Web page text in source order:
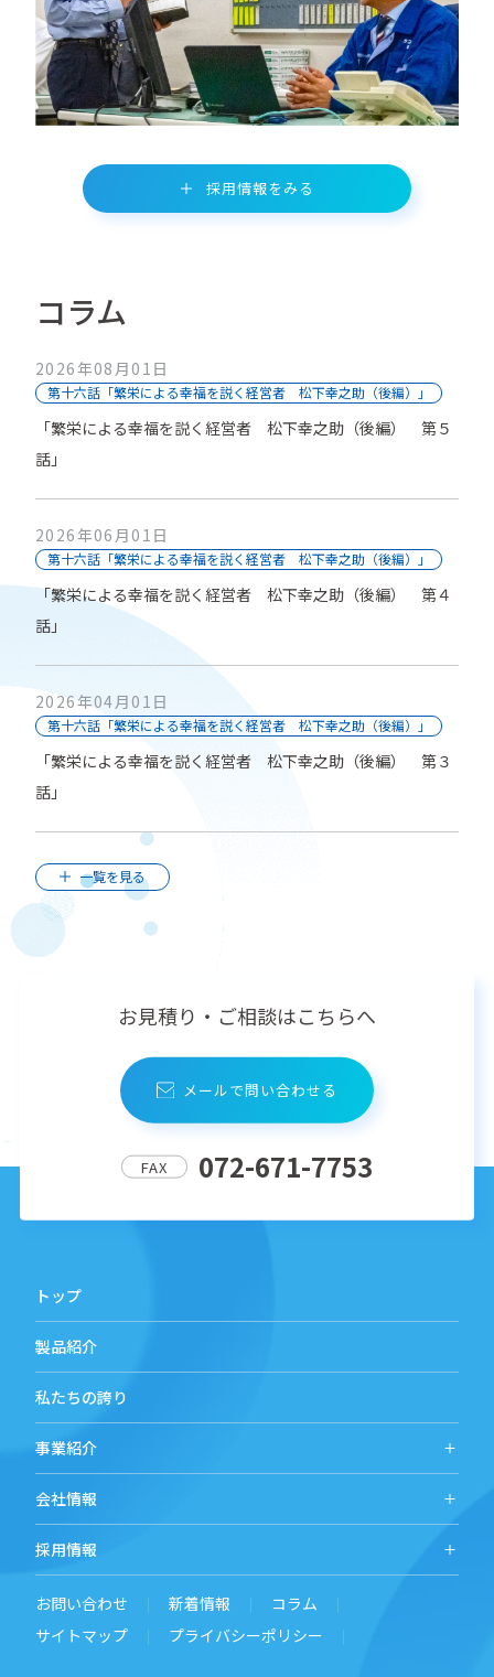
採用情報をみる
コラム
2026年08月01日
第十六話「繁栄による幸福を説く経営者 松下幸之助（後編）」
「繁栄による幸福を説く経営者 松下幸之助（後編） 第５
話」
2026年06月01日
第十六話「繁栄による幸福を説く経営者 松下幸之助（後編）」
「繁栄による幸福を説く経営者 松下幸之助（後編） 第４
話」
2026年04月01日
第十六話「繁栄による幸福を説く経営者 松下幸之助（後編）」
「繁栄による幸福を説く経営者 松下幸之助（後編） 第３
話」
一覧を見る
お見積り・ご相談はこちらへ
メールで問い合わせる
FAX 072-671-7753
トップ
製品紹介
私たちの誇り
事業紹介
会社情報
採用情報
お問い合わせ 新着情報
コラム
サイトマップ
プライバシーポリシー